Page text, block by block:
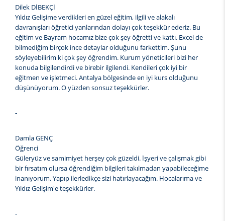
Dilek DİBEKÇİ
Yıldız Gelişime verdikleri en güzel eğitim, ilgili ve alakalı
davranışları öğretici yanlarından dolayı çok teşekkür ederiz. Bu
eğitim ve Bayram hocamız bize çok şey öğretti ve kattı. Excel de
bilmediğim birçok ince detaylar olduğunu farkettim. Şunu
söyleyebilirim ki çok şey öğrendim. Kurum yöneticileri bizi her
konuda bilgilendirdi ve birebir ilgilendi. Kendileri çok iyi bir
eğitmen ve işletmeci. Antalya bölgesinde en iyi kurs olduğunu
düşünüyorum. O yüzden sonsuz teşekkürler.
-
Damla GENÇ
Öğrenci
Güleryüz ve samimiyet herşey çok güzeldi. İşyeri ve çalışmak gibi
bir fırsatım olursa öğrendiğim bilgileri takılmadan yapabileceğime
inanıyorum. Yapıp ilerledikçe sizi hatırlayacağım. Hocalarıma ve
Yıldız Gelişim'e teşekkürler.
-